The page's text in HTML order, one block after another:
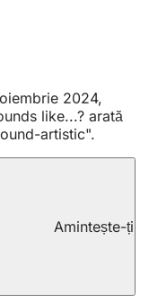
2024,
like...? arată
artistic".
Amintește-ți